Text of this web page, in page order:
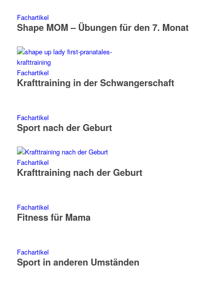
Fachartikel
Shape MOM – Übungen für den 7. Monat
Fachartikel
Krafttraining in der Schwangerschaft
Fachartikel
Sport nach der Geburt
Fachartikel
Krafttraining nach der Geburt
Fachartikel
Fitness für Mama
Fachartikel
Sport in anderen Umständen